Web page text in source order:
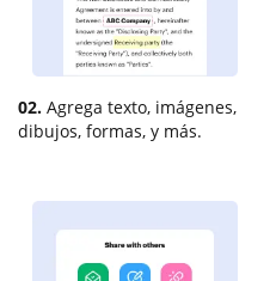
02. Agrega texto, imágenes,
dibujos, formas, y más.